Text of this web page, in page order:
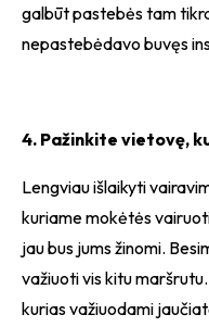
galbūt pastebės tam
nepastebėdavo buvęs
4. Pažinkite vietovę,
Lengviau išlaikyti
kuriame mokėtės
jau bus jums žinomi.
važiuoti vis kitu
kurias važiuodami